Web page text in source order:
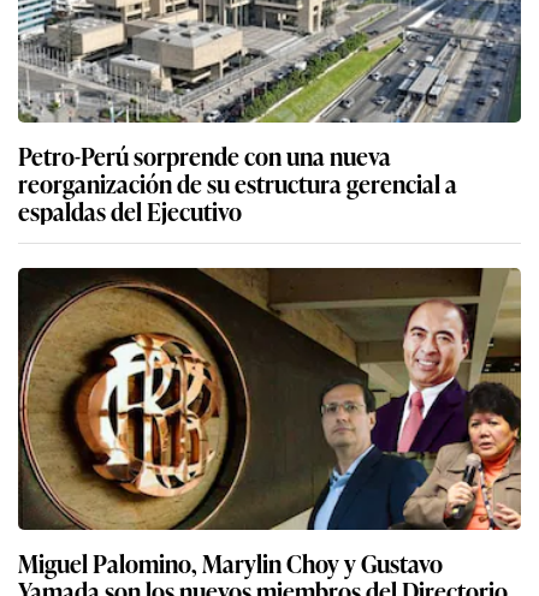
Oliver Stark vuelve a tomar las riendas de Petro-
Perú
Petro-Perú sorprende con una nueva
reorganización de su estructura gerencial a
espaldas del Ejecutivo